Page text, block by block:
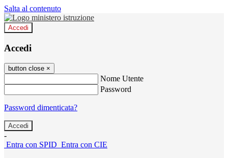
Salta al contenuto
Accedi
Accedi
button close ×
Nome Utente
Password
Password dimenticata?
-
Entra con SPID Entra con CIE